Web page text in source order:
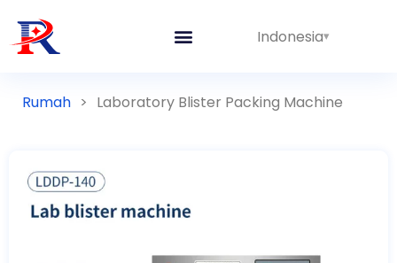
Indonesia
Rumah > Laboratory Blister Packing Machine